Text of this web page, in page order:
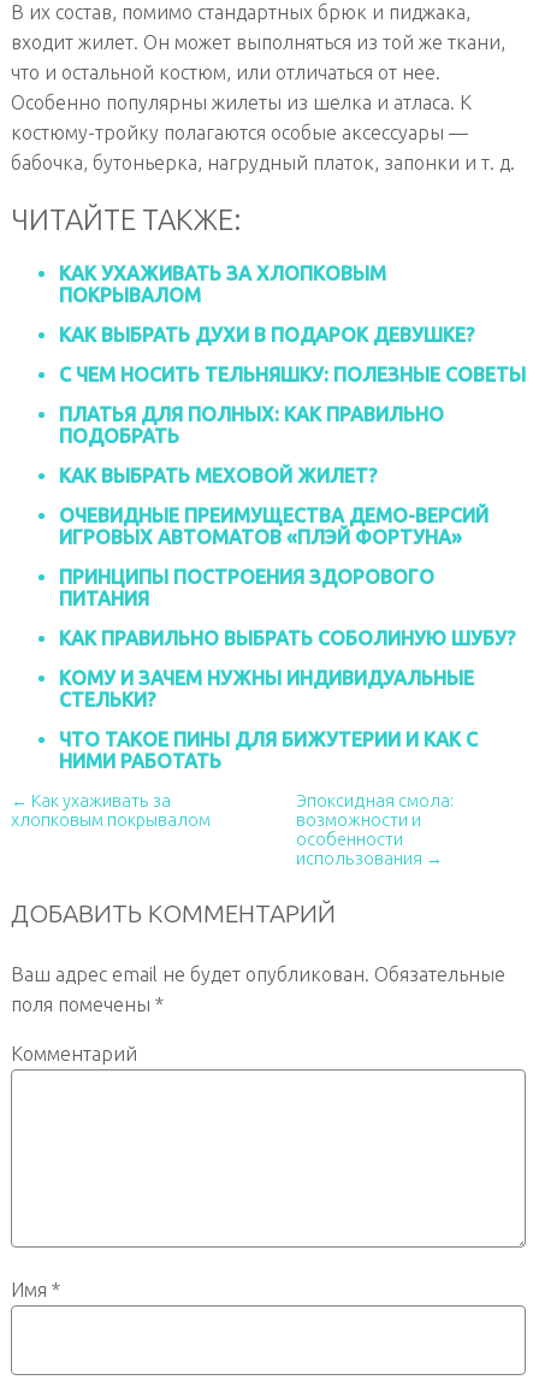
В их состав, помимо стандартных брюк и пиджака,
входит жилет. Он может выполняться из той же ткани,
что и остальной костюм, или отличаться от нее.
Особенно популярны жилеты из шелка и атласа. К
костюму-тройку полагаются особые аксессуары —
бабочка, бутоньерка, нагрудный платок, запонки и т. д.
ЧИТАЙТЕ ТАКЖЕ:
КАК УХАЖИВАТЬ ЗА ХЛОПКОВЫМ
ПОКРЫВАЛОМ
КАК ВЫБРАТЬ ДУХИ В ПОДАРОК ДЕВУШКЕ?
С ЧЕМ НОСИТЬ ТЕЛЬНЯШКУ: ПОЛЕЗНЫЕ СОВЕТЫ
ПЛАТЬЯ ДЛЯ ПОЛНЫХ: КАК ПРАВИЛЬНО
ПОДОБРАТЬ
КАК ВЫБРАТЬ МЕХОВОЙ ЖИЛЕТ?
ОЧЕВИДНЫЕ ПРЕИМУЩЕСТВА ДЕМО-ВЕРСИЙ
ИГРОВЫХ АВТОМАТОВ «ПЛЭЙ ФОРТУНА»
ПРИНЦИПЫ ПОСТРОЕНИЯ ЗДОРОВОГО
ПИТАНИЯ
КАК ПРАВИЛЬНО ВЫБРАТЬ СОБОЛИНУЮ ШУБУ?
КОМУ И ЗАЧЕМ НУЖНЫ ИНДИВИДУАЛЬНЫЕ
СТЕЛЬКИ?
ЧТО ТАКОЕ ПИНЫ ДЛЯ БИЖУТЕРИИ И КАК С
НИМИ РАБОТАТЬ
← Как ухаживать за
хлопковым покрывалом
Эпоксидная смола:
возможности и
особенности
использования →
ДОБАВИТЬ КОММЕНТАРИЙ
Ваш адрес email не будет опубликован. Обязательные
поля помечены *
Комментарий
Имя *